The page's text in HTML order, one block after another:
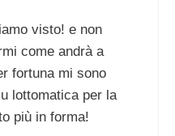
visto! e non
come andrà a
fortuna mi sono
lottomatica per la
più in forma!